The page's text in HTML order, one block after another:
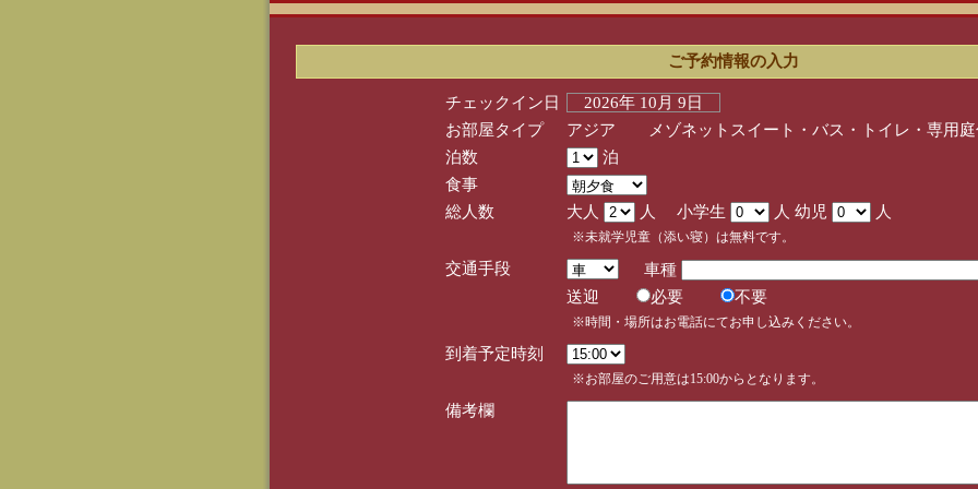
ご予約情報の入力
チェックイン日
2026年 10月 9日
お部屋タイプ
アジア メゾネットスイート・バス・トイレ・専用庭
泊数
泊
食事
総人数
大人 人 小学生 人 幼児 人
※未就学児童（添い寝）は無料です。
交通手段
車種
送迎
必要 不要
※時間・場所はお電話にてお申し込みください。
到着予定時刻
※お部屋のご用意は15:00からとなります。
備考欄